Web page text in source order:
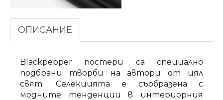
ОПИСАНИЕ
Blackpepper постери са специално
подбрани творби на автори от цял
свят. Селекцията е съобразена с
модните тенденции в интериорния